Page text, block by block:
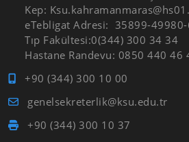
Kep:
eTebligat Adresi: 35899-49980-
Tıp Fakültesi:0(344) 300 34
Hastane Randevu: 0850
+90 (344) 300 10 00
genelsekreterlik@ksu.edu.tr
+90 (344) 300 10 37